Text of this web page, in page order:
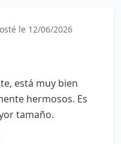
le 12/06/2026
está muy bien
hermosos. Es
tamaño.